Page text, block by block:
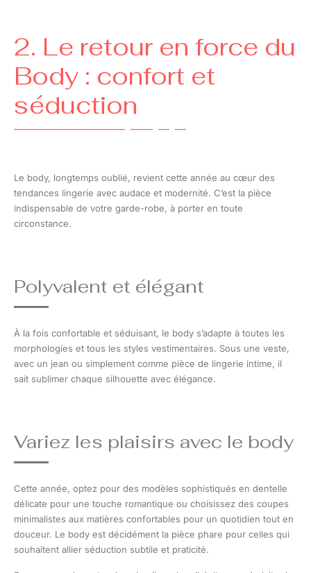
2. Le retour en force du
Body : confort et
séduction
Le body, longtemps oublié, revient cette année au cœur des
tendances lingerie avec audace et modernité. C’est la pièce
indispensable de votre garde-robe, à porter en toute
circonstance.
Polyvalent et élégant
À la fois confortable et séduisant, le body s’adapte à toutes les
morphologies et tous les styles vestimentaires. Sous une veste,
avec un jean ou simplement comme pièce de lingerie intime, il
sait sublimer chaque silhouette avec élégance.
Variez les plaisirs avec le body
Cette année, optez pour des modèles sophistiqués en dentelle
délicate pour une touche romantique ou choisissez des coupes
minimalistes aux matières confortables pour un quotidien tout en
douceur. Le body est décidément la pièce phare pour celles qui
souhaitent allier séduction subtile et praticité.